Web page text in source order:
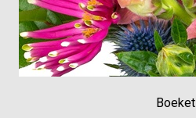
Boeket